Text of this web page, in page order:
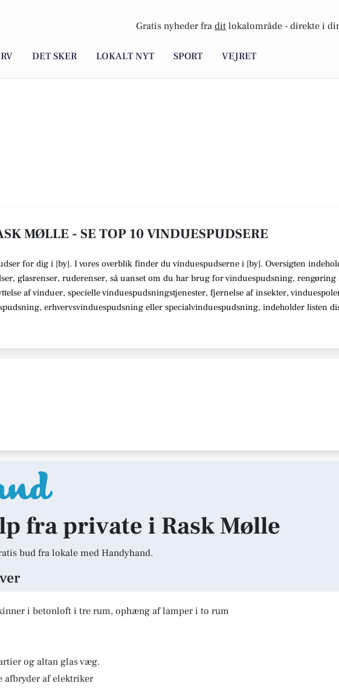
Gratis nyheder fra dit lokalområde - direkte i
DET SKER LOKALT NYT SPORT VEJRET
MØLLE - SE TOP 10 VINDUESPUDSERE
for dig i [by]. I vores overblik finder du vinduespudserne i [by]. Oversigten
glasrenser, ruderenser, så uanset om du har brug for vinduespudsning, rengøring
af vinduer, specielle vinduespudsningstjenester, fjernelse af insekter,
erhvervsvinduespudsning eller specialvinduespudsning, indeholder listen
fra private i Rask Mølle
bud fra lokale med Handyhand.
i betonloft i tre rum, ophæng af lamper i to rum
og altan glas væg.
afbryder af elektriker